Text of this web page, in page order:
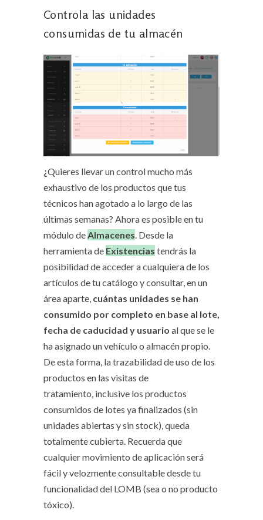
Controla las unidades
consumidas de tu almacén
¿Quieres llevar un control mucho más
exhaustivo de los productos que tus
técnicos han agotado a lo largo de las
últimas semanas? Ahora es posible en tu
módulo deAlmacenes. Desde la
herramienta de Existencias tendrás la
posibilidad de acceder a cualquiera de los
artículos de tu catálogo y consultar, en un
área aparte, cuántas unidades se han
consumido por completo en base al lote,
fecha de caducidad y usuario al que se le
ha asignado un vehículo o almacén propio.
De esta forma, la trazabilidad de uso de los
productos en las visitas de
tratamiento, inclusive los productos
consumidos de lotes ya finalizados (sin
unidades abiertas y sin stock), queda
totalmente cubierta. Recuerda que
cualquier movimiento de aplicación será
fácil y velozmente consultable desde tu
funcionalidad del LOMB (sea o no producto
tóxico).